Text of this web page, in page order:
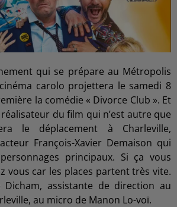
qui se prépare au Métropolis
carolo projettera le samedi 8
la comédie « Divorce Club ». Et
du film qui n’est autre que
le déplacement à Charleville,
François-Xavier Demaison qui
principaux. Si ça vous
vous car les places partent très vite.
Dicham, assistante de direction au
au micro de Manon Lo-voï.